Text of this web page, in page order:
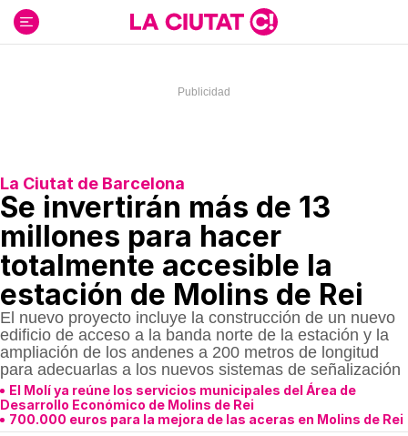
contenido
La Ciutat de Barcelona
Se invertirán más de 13
millones para hacer
totalmente accesible la
estación de Molins de Rei
El nuevo proyecto incluye la construcción de un nuevo
edificio de acceso a la banda norte de la estación y la
ampliación de los andenes a 200 metros de longitud
para adecuarlas a los nuevos sistemas de señalización
El Molí ya reúne los servicios municipales del Área de
Desarrollo Económico de Molins de Rei
700.000 euros para la mejora de las aceras en Molins de Rei